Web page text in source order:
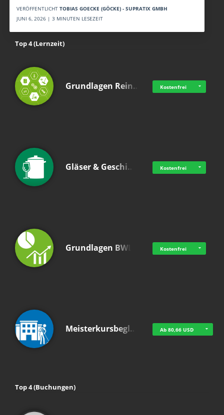
VERÖFFENTLICHT TOBIAS GOECKE (GÖCKE) - SUPRATIX GMBH
JUNI 6, 2026 | 3 MINUTEN LESEZEIT
Top 4 (Lernzeit)
Grundlagen Rein… Kostenfrei
Gläser & Geschi… Kostenfrei
Grundlagen BWL Kostenfrei
Meisterkursbegl… Ab 80,66 USD
Top 4 (Buchungen)